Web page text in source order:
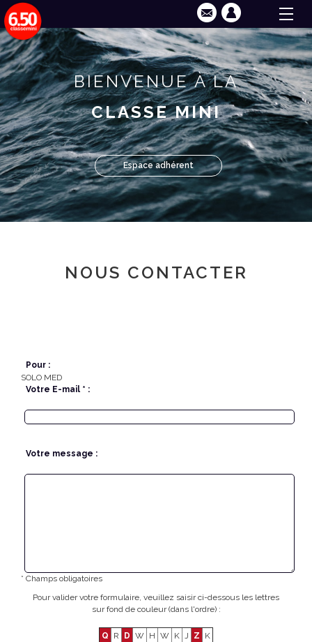
BIENVENUE À LA
CLASSE MINI
Espace adhérent
NOUS CONTACTER
Pour :
SOLO MED
Votre E-mail * :
Votre message :
* Champs obligatoires
Pour valider votre formulaire, veuillez saisir ci-dessous les lettres
sur fond de couleur (dans l'ordre) :
Q R D W H W K J Z K